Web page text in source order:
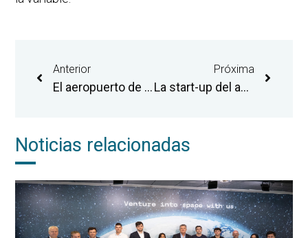
Anterior
El aeropuerto de Castellón supera en junio las cifras de pasajeros de las anualidades completas de 2020 y 2021
Próxima
La start-up del aeropuerto de Castellón Arkadia Space lidera un proyecto europeo de implantación de componentes cerámicos en motores espaciales
Noticias relacionadas